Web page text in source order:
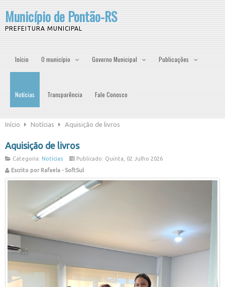
Município de Pontão-RS
PREFEITURA MUNICIPAL
Início O município Governo Municipal Publicações
Notícias Transparência Fale Conosco
Início Notícias Aquisição de livros
Aquisição de livros
Categoria: Notícias
Publicado: Quinta, 02 Julho 2026
Escrito por Rafaela - SoftSul